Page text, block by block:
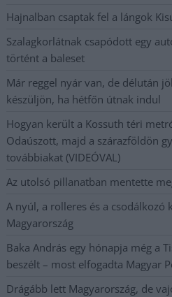
Hajnalban csaptak fel a lángok
Szalagkorlátnak csapódott egy
történt a baleset
Már reggel nyár van, de délután
készüljön, ha hétfőn útnak indul
Hogyan került a Kossuth téri
Odaúszott, majd a szárazföldön
továbbiakat (VIDEÓVAL)
Az utolsó pillanatban mentette
A nyúl, a rolleres és a csodálkozó
Magyarország
Baka András egy hónapja még a
beszélt – most elfogadta Magyar
Drágább lett Magyarország, de